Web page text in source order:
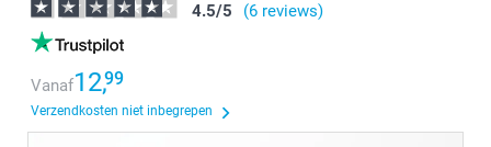
4.5/5 (6 reviews)
Vanaf12,99
Verzendkosten niet inbegrepen